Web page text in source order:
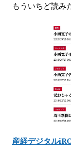
もういちど読み
産経デジタル